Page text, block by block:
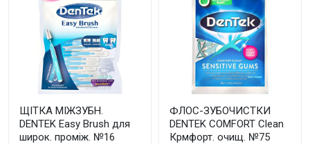
ЩІТКА МІЖЗУБН.
DENTEK Easy Brush для
широк. проміж. №16
ФЛОС-ЗУБОЧИСТКИ
DENTEK COMFORT Clean
Крмфорт. очищ. №75